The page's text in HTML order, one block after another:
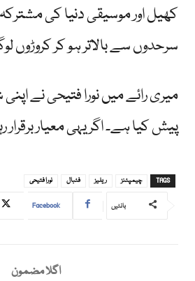
کھیل اور موسیقی دنیا کی
سرحدوں سے بالاتر ہو کر
میری رائے میں نورا فتیحی نے
پیش کیا ہے۔ اگر یہی معیار
TAGS چیمپئنز ریلیز فٹبال نورا فتیحی
بانٹیں Facebook
اگلا مضمون